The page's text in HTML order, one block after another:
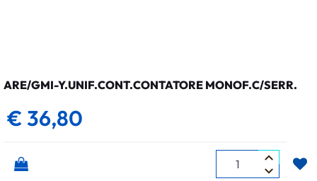
ARE/GMI-Y.UNIF.CONT.CONTATORE MONOF.C/SERR.
€ 36,80
Quantità